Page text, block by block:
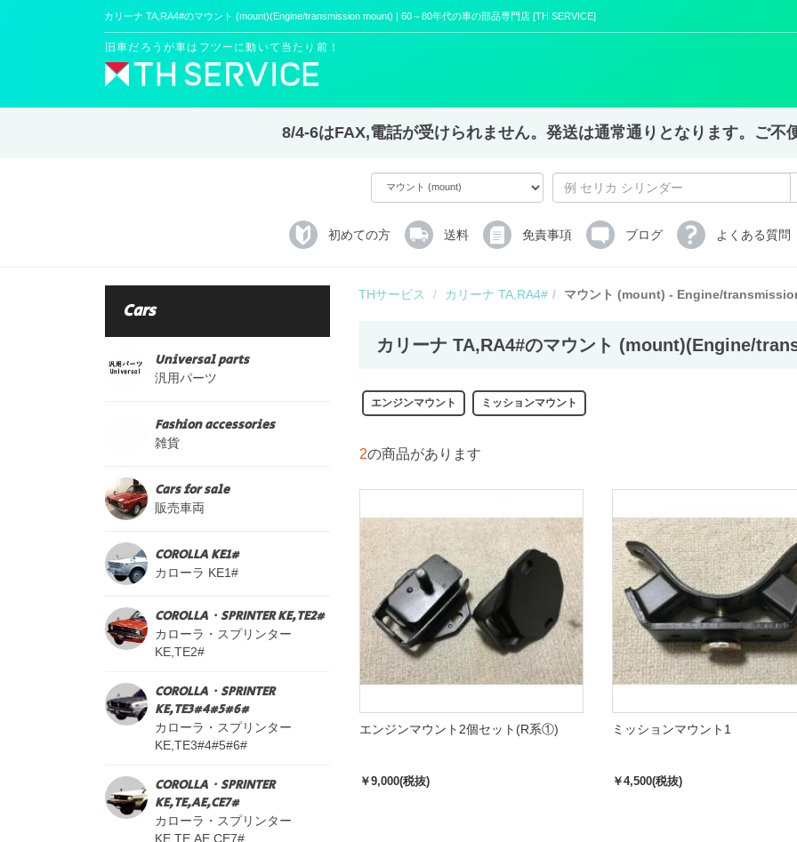
カリーナ TA,RA4#のマウント (mount)(Engine/transmission mount) | 60～80年代の車の部品専門店 [TH SERVICE]
旧車だろうが車はフツーに動いて当たり前！
8/4-6はFAX,電話が受けられません。発送は通常通りとなります。ご不
初めての方 送料 免責事項 ブログ よくある質問
Cars
Universal parts
汎用パーツ
Fashion accessories
雑貨
Cars for sale
販売車両
COROLLA KE1#
カローラ KE1#
COROLLA・SPRINTER KE,TE2#
カローラ・スプリンター
KE,TE2#
COROLLA・SPRINTER
KE,TE3#4#5#6#
カローラ・スプリンター
KE,TE3#4#5#6#
COROLLA・SPRINTER
KE,TE,AE,CE7#
カローラ・スプリンター
KE,TE,AE,CE7#
THサービス カリーナ TA,RA4# マウント (mount) - Engine/
カリーナ TA,RA4#のマウント (mount)(Engine/
エンジンマウント ミッションマウント
2の商品があります
エンジンマウント2個セット(R系①)
￥9,000(税抜)
ミッションマウント1
￥4,500(税抜)